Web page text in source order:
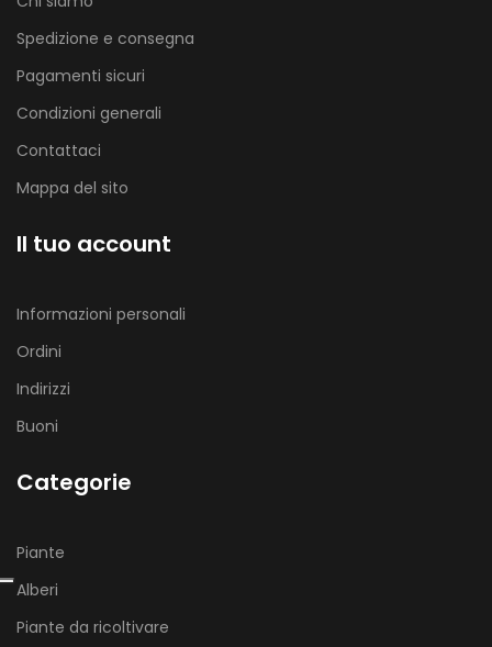
Spedizione e consegna
Pagamenti sicuri
Condizioni generali
Contattaci
Mappa del sito
Il tuo account
Informazioni personali
Ordini
Indirizzi
Buoni
Categorie
Piante
Alberi
Piante da ricoltivare